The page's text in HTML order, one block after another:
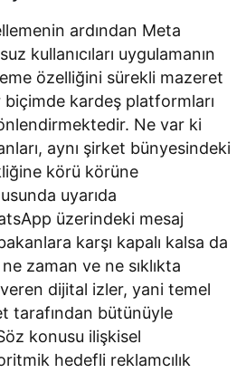
ardından Meta
kullanıcıları uygulamanın
özelliğini sürekli mazeret
kardeş platformları
Ne var ki
aynı şirket bünyesindeki
körü körüne
uyarıda
üzerindeki mesaj
karşı kapalı kalsa da
zaman ve ne sıklıkta
veren dijital izler, yani temel
tarafından bütünüyle
konusu ilişkisel
hedefli reklamcılık